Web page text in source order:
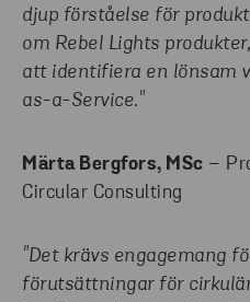
djup förståelse för
om Rebel Lights
att identifiera en lönsam
as-a-Service."
Märta Bergfors, MSc –
Circular Consulting
"Det krävs engagemang
förutsättningar för